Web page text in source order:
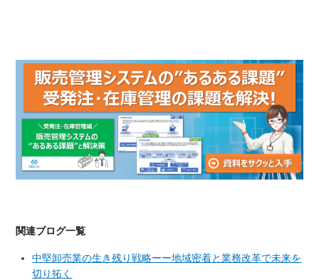
関連ブログ一覧
中堅卸売業の生き残り戦略ーー地域密着と業務改革で未来を
切り拓く